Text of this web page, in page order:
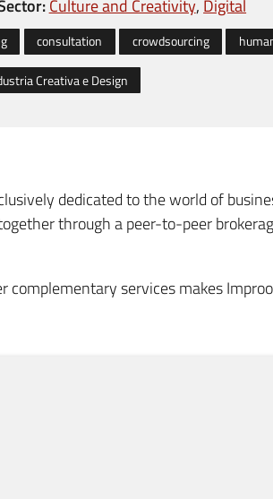
Culture and Creativity Digital
consultation crowdsourcing
Creativa e Design
dedicated to the world of
through a peer-to-peer
services makes